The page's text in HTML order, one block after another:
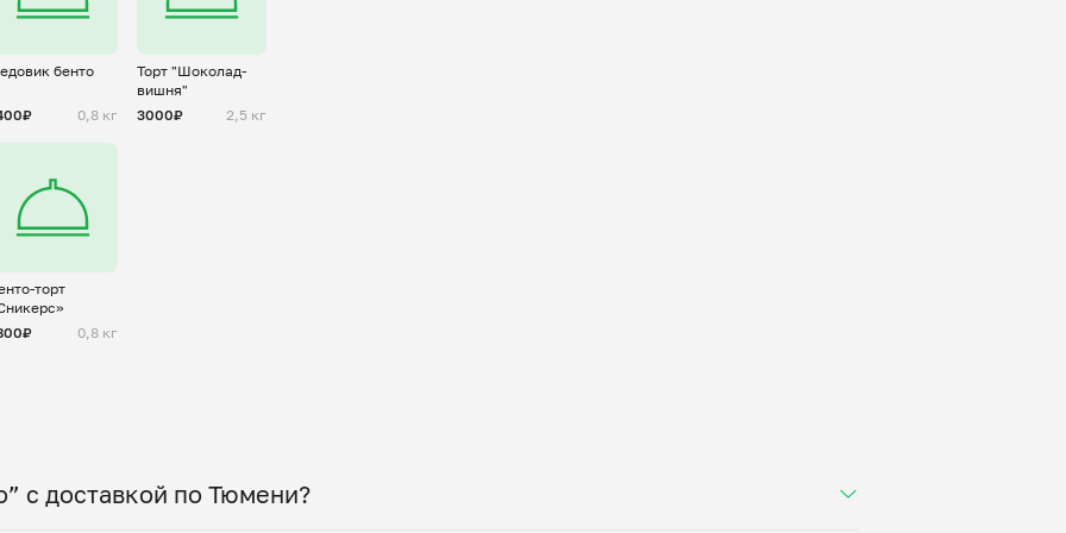
бенто
0,8 кг
Торт "Шоколад-
вишня"
3000₽
2,5 кг
торт
0,8 кг
с доставкой по Тюмени?